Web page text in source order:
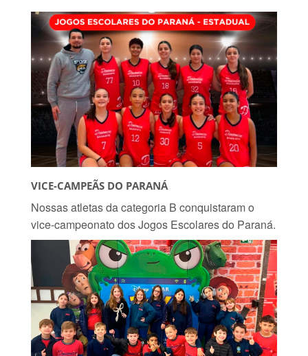
VICE-CAMPEÃS DO PARANÁ
Nossas atletas da categoria B conquistaram o
vice-campeonato dos Jogos Escolares do Paraná.